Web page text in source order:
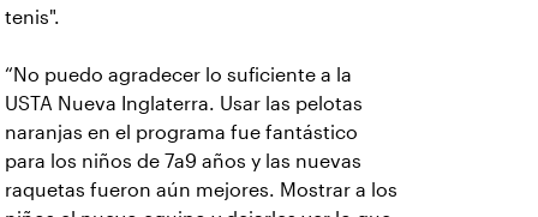
tenis".
“No puedo agradecer lo suficiente a la
USTA Nueva Inglaterra. Usar las pelotas
naranjas en el programa fue fantástico
para los niños de 7a9 años y las nuevas
raquetas fueron aún mejores. Mostrar a los